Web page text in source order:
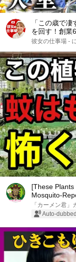
「この歳で
を回す！創業
品とり天
彼女の仕事場 -
[These
Mosquito-
Carmen-kun
「カーメン君
Auto-dubbed